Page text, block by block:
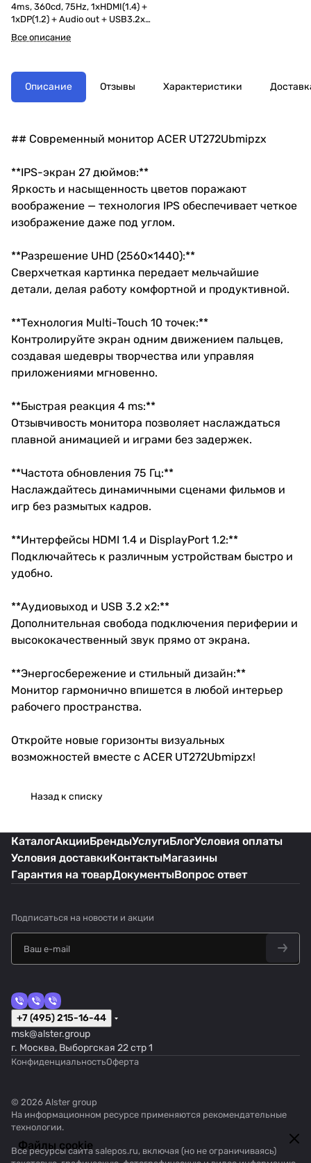
4ms, 360cd, 75Hz, 1xHDMI(1.4) +
1xDP(1.2) + Audio out + USB3.2x2
+ USB-B(1up 2down), Speakers
1.5Wx2, sync: FreeSync, hdr: HDR
Все описание
Описание Отзывы Характеристики
## Современный монитор ACER UT272Ubmipzx
**IPS-экран 27 дюймов:**
Яркость и насыщенность цветов поражают
воображение — технология IPS обеспечивает четкое
изображение даже под углом.
**Разрешение UHD (2560×1440):**
Сверхчеткая картинка передает мельчайшие
детали, делая работу комфортной и продуктивной.
**Технология Multi-Touch 10 точек:**
Контролируйте экран одним движением пальцев,
создавая шедевры творчества или управляя
приложениями мгновенно.
**Быстрая реакция 4 ms:**
Отзывчивость монитора позволяет наслаждаться
плавной анимацией и играми без задержек.
**Частота обновления 75 Гц:**
Наслаждайтесь динамичными сценами фильмов и
игр без размытых кадров.
**Интерфейсы HDMI 1.4 и DisplayPort 1.2:**
Подключайтесь к различным устройствам быстро и
удобно.
**Аудиовыход и USB 3.2 x2:**
Дополнительная свобода подключения периферии и
высококачественный звук прямо от экрана.
**Энергосбережение и стильный дизайн:**
Монитор гармонично впишется в любой интерьер
рабочего пространства.
Откройте новые горизонты визуальных
возможностей вместе с ACER UT272Ubmipzx!
Назад к списку
Файлы cookie
КаталогАкцииБрендыУслугиБлогУсловия оплаты
Условия доставкиКонтактыМагазины
Гарантия на товарДокументыВопрос ответ
Подписаться на новости и акции
+7 (495) 215-16-44
msk@alster.group
г. Москва, Выборгская 22 стр 1
КонфиденциальностьОферта
© 2026 Alster group
На информационном ресурсе применяются рекомендательные
технологии.
Все ресурсы сайта salepos.ru, включая (но не ограничиваясь)